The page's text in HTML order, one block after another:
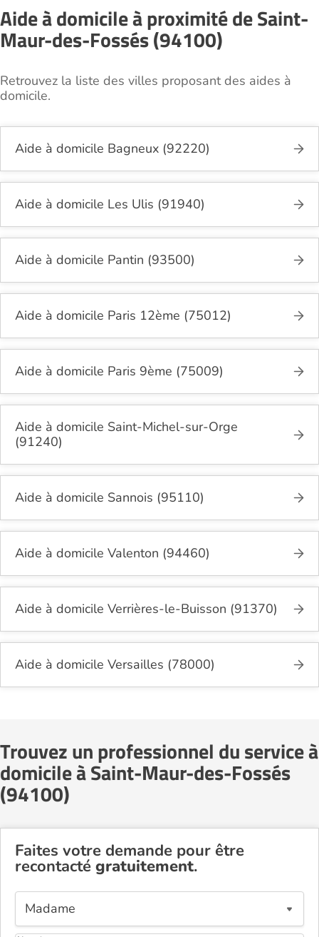
Aide à domicile à proximité de Saint-
Maur-des-Fossés (94100)
Retrouvez la liste des villes proposant des aides à
domicile.
Aide à domicile Bagneux (92220)
Aide à domicile Les Ulis (91940)
Aide à domicile Pantin (93500)
Aide à domicile Paris 12ème (75012)
Aide à domicile Paris 9ème (75009)
Aide à domicile Saint-Michel-sur-Orge
(91240)
Aide à domicile Sannois (95110)
Aide à domicile Valenton (94460)
Aide à domicile Verrières-le-Buisson (91370)
Aide à domicile Versailles (78000)
Trouvez un professionnel du service à
domicile à Saint-Maur-des-Fossés
(94100)
Faites votre demande pour être
recontacté gratuitement.